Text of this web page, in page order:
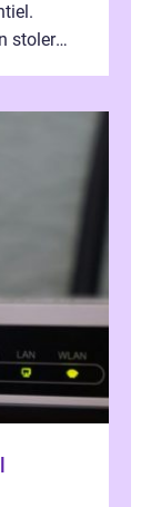
stoler